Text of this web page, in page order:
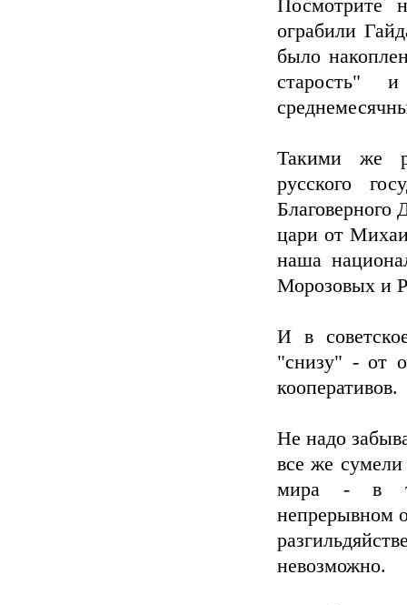
Посмотрите
ограбили
было
старость"
Такими же
русского
Благоверного
цари от
наша
Морозовых и
И в
"снизу" - от
кооперативов.
Не надо
все же
мира - в
непрерывном
невозможно.